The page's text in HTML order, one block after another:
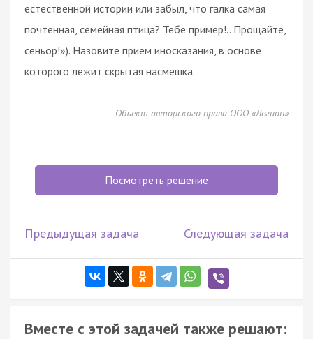
естественной истории или забыл, что галка самая
почтенная, семейная птица? Тебе пример!.. Прощайте,
сеньор!»). Назовите приём иносказания, в основе
которого лежит скрытая насмешка.
Объект авторского права ООО «Легион»
Посмотреть решение
Предыдущая задача Следующая задача
Вместе с этой задачей также решают: